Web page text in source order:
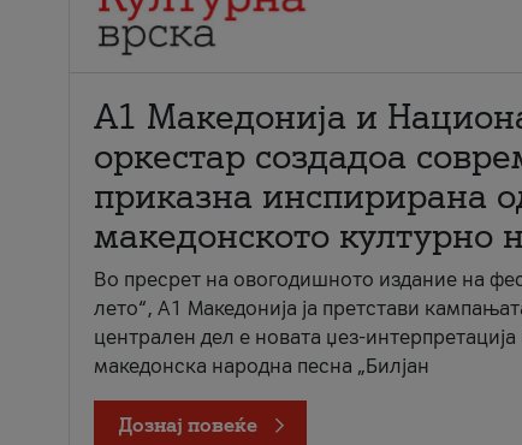
А1 Македонија и
оркестар создадоа
приказна инспирирана
македонското културно
Во пресрет на овогодишното издание на
лето“, А1 Македонија ја претстави
централен дел е новата џез-
македонска народна песна „Билјан
Дознај повеќе